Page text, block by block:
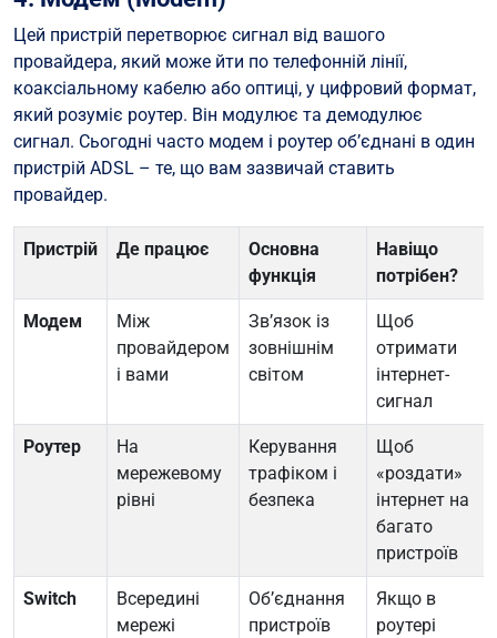
Цей пристрій перетворює сигнал від вашого
провайдера, який може йти по телефонній лінії,
коаксіальному кабелю або оптиці, у цифровий формат,
який розуміє роутер. Він модулює та демодулює
сигнал. Сьогодні часто модем і роутер об’єднані в один
пристрій ADSL – те, що вам зазвичай ставить
провайдер.
Пристрій Де працює
Основна
функція
Навіщо
потрібен?
Модем
Між
провайдером
і вами
Зв’язок із
зовнішнім
світом
Щоб
отримати
інтернет-
сигнал
Роутер
На
мережевому
рівні
Керування
трафіком і
безпека
Щоб
«роздати»
інтернет на
багато
пристроїв
Switch
Всередині
мережі
Об’єднання
пристроїв
Якщо в
роутері